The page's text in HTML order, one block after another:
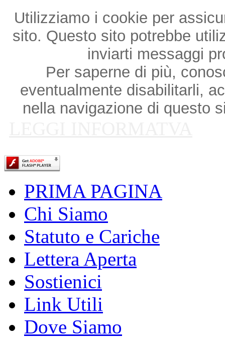
Utilizziamo i cookie per
sito. Questo sito potrebbe
inviarti messaggi
Per saperne di più,
eventualmente disabilitarli,
nella navigazione di questo
PRIMA PAGINA
Chi Siamo
Statuto e Cariche
Lettera Aperta
Sostienici
Link Utili
Dove Siamo